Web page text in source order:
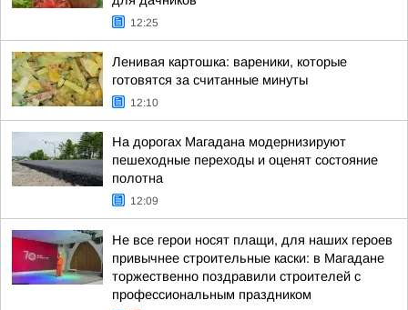
12:25
Ленивая картошка: вареники, которые
готовятся за считанные минуты
12:10
На дорогах Магадана модернизируют
пешеходные переходы и оценят состояние
полотна
12:09
Не все герои носят плащи, для наших героев
привычнее строительные каски: в Магадане
торжественно поздравили строителей с
профессиональным праздником